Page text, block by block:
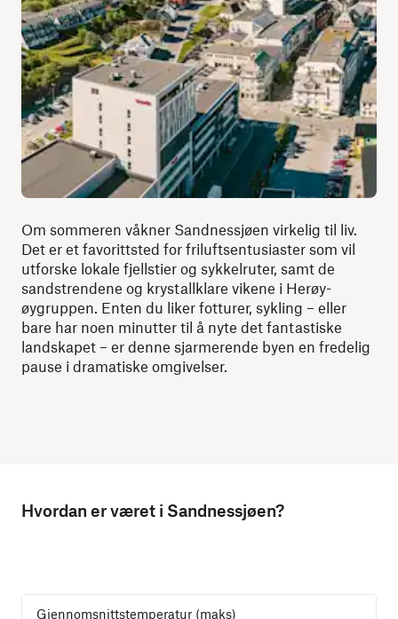
Om sommeren våkner Sandnessjøen virkelig til liv.
Det er et favorittsted for friluftsentusiaster som vil
utforske lokale fjellstier og sykkelruter, samt de
sandstrendene og krystallklare vikene i Herøy-
øygruppen. Enten du liker fotturer, sykling – eller
bare har noen minutter til å nyte det fantastiske
landskapet – er denne sjarmerende byen en fredelig
pause i dramatiske omgivelser.
Hvordan er været i Sandnessjøen?
Gjennomsnittstemperatur (maks)